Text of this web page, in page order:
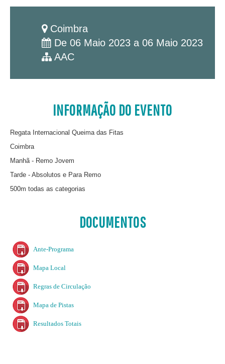
Coimbra
De 06 Maio 2023 a 06 Maio 2023
AAC
INFORMAÇÃO DO EVENTO
Regata Internacional Queima das Fitas
Coimbra
Manhã - Remo Jovem
Tarde - Absolutos e Para Remo
500m todas as categorias
DOCUMENTOS
Ante-Programa
Mapa Local
Regras de Circulação
Mapa de Pistas
Resultados Totais